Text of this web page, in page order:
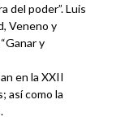
del poder”. Luis
Veneno y
y
en la XXII
así como la